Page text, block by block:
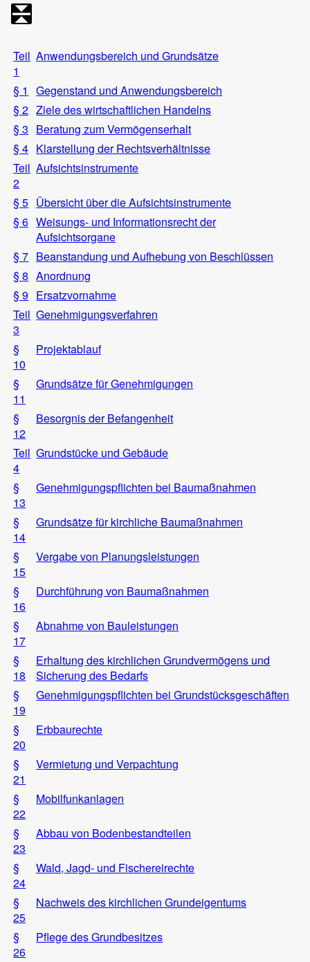
Teil
1
Anwendungsbereich und Grundsätze
§ 1
Gegenstand und Anwendungsbereich
§ 2 Ziele des wirtschaftlichen Handelns
§ 3 Beratung zum Vermögenserhalt
§ 4 Klarstellung der Rechtsverhältnisse
Teil
2
Aufsichtsinstrumente
§ 5 Übersicht über die Aufsichtsinstrumente
§ 6 Weisungs- und Informationsrecht der
Aufsichtsorgane
§ 7 Beanstandung und Aufhebung von Beschlüssen
§ 8 Anordnung
§ 9 Ersatzvornahme
Teil
3
Genehmigungsverfahren
§
10
Projektablauf
§
11
Grundsätze für Genehmigungen
§
12
Besorgnis der Befangenheit
Teil
4
Grundstücke und Gebäude
§
13
Genehmigungspflichten bei Baumaßnahmen
§
14
Grundsätze für kirchliche Baumaßnahmen
§
15
Vergabe von Planungsleistungen
§
16
Durchführung von Baumaßnahmen
§
17
Abnahme von Bauleistungen
§
18
Erhaltung des kirchlichen Grundvermögens und
Sicherung des Bedarfs
§
19
Genehmigungspflichten bei Grundstücksgeschäften
§
20
Erbbaurechte
§
21
Vermietung und Verpachtung
§
22
Mobilfunkanlagen
§
23
Abbau von Bodenbestandteilen
§
24
Wald, Jagd- und Fischereirechte
§
25
Nachweis des kirchlichen Grundeigentums
§
26
Pflege des Grundbesitzes